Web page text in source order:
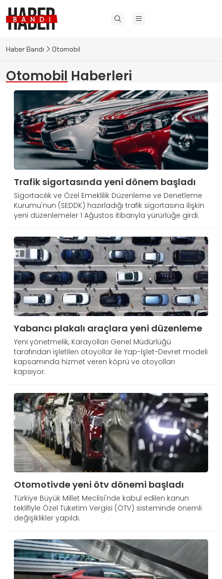
Haber Bandı Otomobil
Otomobil Haberleri
Trafik sigortasında yeni dönem başladı
Sigortacılık ve Özel Emeklilik Düzenleme ve Denetleme
Kurumu'nun (SEDDK) hazırladığı trafik sigortasına ilişkin
yeni düzenlemeler 1 Ağustos itibarıyla yürürlüğe girdi.
Yabancı plakalı araçlara yeni düzenleme
Yeni yönetmelik, Karayolları Genel Müdürlüğü
tarafından işletilen otoyollar ile Yap-İşlet-Devret modeli
kapsamında hizmet veren köprü ve otoyolları
kapsıyor.
Otomotivde yeni ötv dönemi başladı
Türkiye Büyük Millet Meclisi'nde kabul edilen kanun
teklifiyle Özel Tüketim Vergisi (ÖTV) sisteminde önemli
değişiklikler yapıldı.